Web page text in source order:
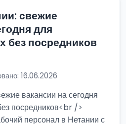
свежие
для
без посредников
16.06.2026
вакансии на сегодня
посредников<br />
персонал в Нетании с